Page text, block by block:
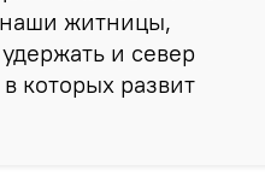
наши житницы,
и север
которых развит